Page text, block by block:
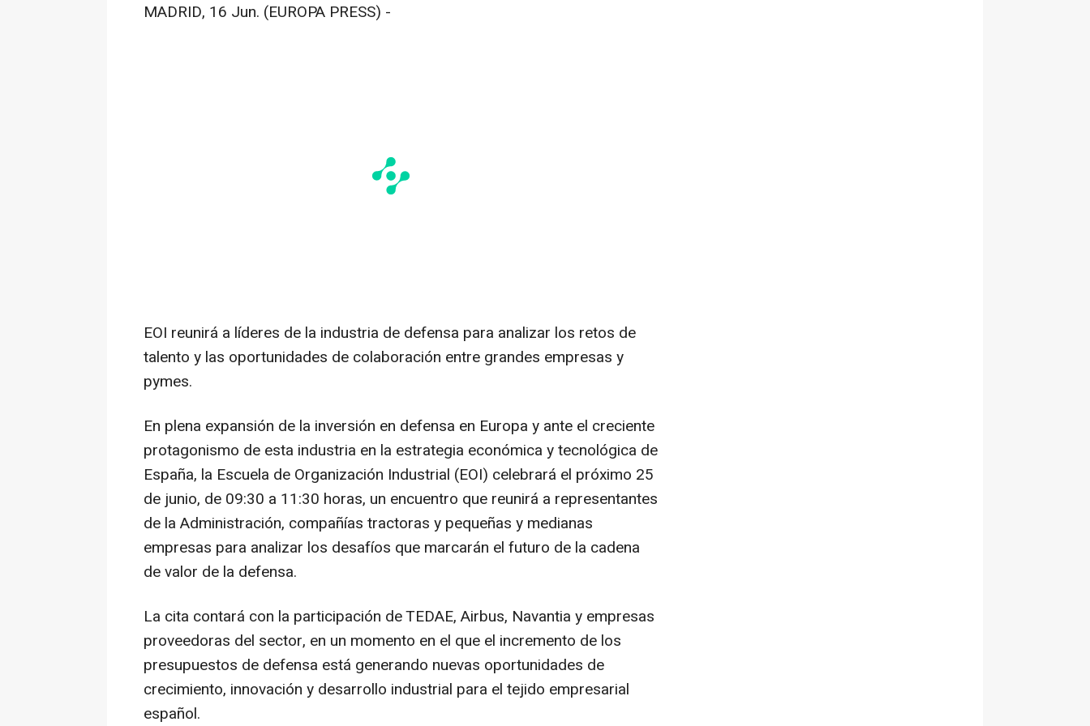
MADRID, 16 Jun. (EUROPA PRESS) -
EOI reunirá a líderes de la industria de defensa para analizar los retos de
talento y las oportunidades de colaboración entre grandes empresas y
pymes.
En plena expansión de la inversión en defensa en Europa y ante el creciente
protagonismo de esta industria en la estrategia económica y tecnológica de
España, la Escuela de Organización Industrial (EOI) celebrará el próximo 25
de junio, de 09:30 a 11:30 horas, un encuentro que reunirá a representantes
de la Administración, compañías tractoras y pequeñas y medianas
empresas para analizar los desafíos que marcarán el futuro de la cadena
de valor de la defensa.
La cita contará con la participación de TEDAE, Airbus, Navantia y empresas
proveedoras del sector, en un momento en el que el incremento de los
presupuestos de defensa está generando nuevas oportunidades de
crecimiento, innovación y desarrollo industrial para el tejido empresarial
español.